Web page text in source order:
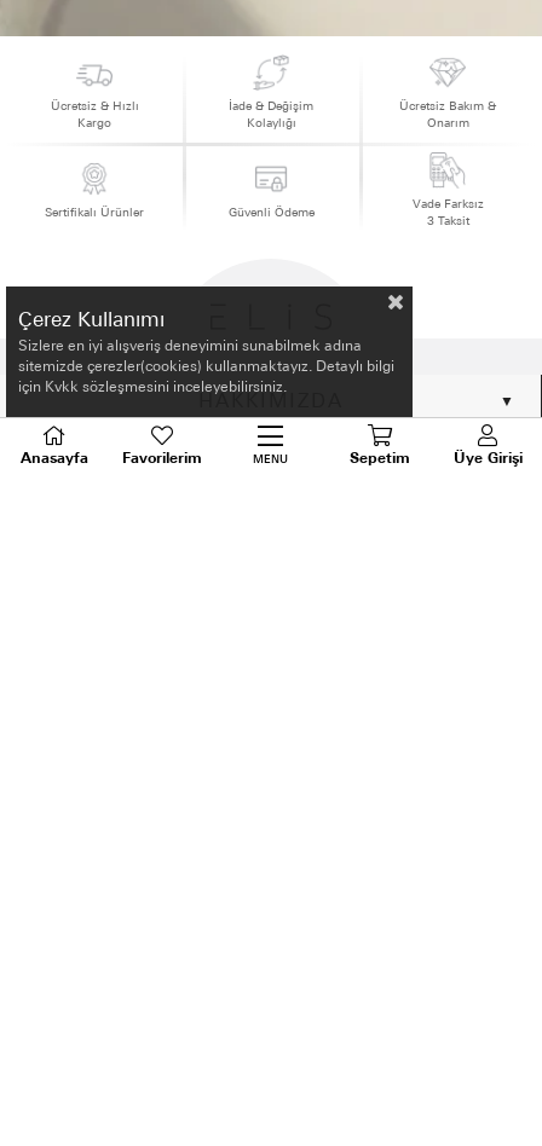
Ücretsiz & Hızlı
Kargo
İade & Değişim
Kolaylığı
Ücretsiz Bakım &
Onarım
Sertifikalı Ürünler Güvenli Ödeme
Vade Farksız
3 Taksit
ALIŞVERİŞ BİLGİLERİ
Çerez Kullanımı
Sizlere en iyi alışveriş deneyimini sunabilmek adına
sitemizde çerezler(cookies) kullanmaktayız. Detaylı bilgi
için Kvkk sözleşmesini inceleyebilirsiniz.
Anasayfa Favorilerim MENU Sepetim Üye Girişi